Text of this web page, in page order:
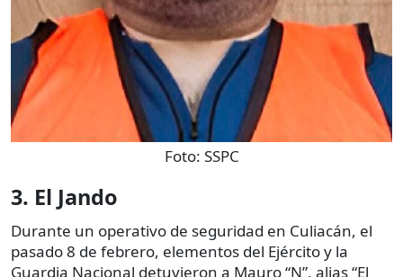
Foto: SSPC
3. El Jando
Durante un operativo de seguridad en Culiacán, el
pasado 8 de febrero, elementos del Ejército y la
Guardia Nacional detuvieron a Mauro “N”, alias “El